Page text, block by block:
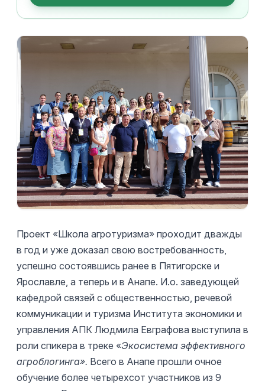
Проект «Школа агротуризма» проходит дважды
в год и уже доказал свою востребованность,
успешно состоявшись ранее в Пятигорске и
Ярославле, а теперь и в Анапе. И.о. заведующей
кафедрой связей с общественностью, речевой
коммуникации и туризма Института экономики и
управления АПК Людмила Евграфова выступила в
роли спикера в треке «Экосистема эффективного
агроблогинга». Всего в Анапе прошли очное
обучение более четырехсот участников из 9